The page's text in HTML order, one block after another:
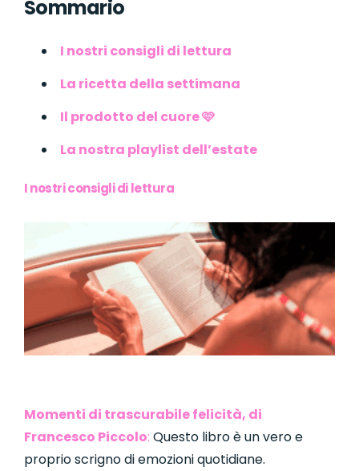
Sommario
I nostri consigli di lettura
La ricetta della settimana
Il prodotto del cuore 🩷
La nostra playlist dell’estate
I nostri consigli di lettura
Momenti di trascurabile felicità, di
Francesco Piccolo: Questo libro è un vero e
proprio scrigno di emozioni quotidiane.